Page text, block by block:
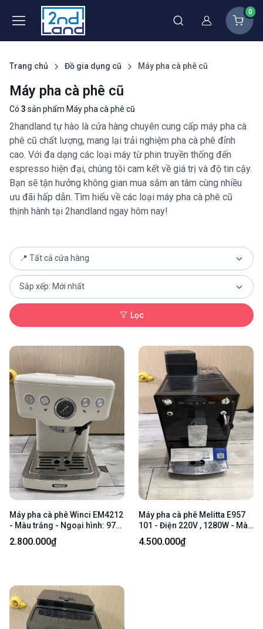
Thành viên
0
Trang chủ Đồ gia dụng cũ Máy pha cà phê cũ
Máy pha cà phê cũ
Có 3 sản phẩm Máy pha cà phê cũ
2handland tự hào là cửa hàng chuyên cung cấp máy pha cà
phê cũ chất lượng, mang lại trải nghiệm pha cà phê đỉnh
cao. Với đa dạng các loại máy từ phin truyền thống đến
espresso hiện đại, chúng tôi cam kết về giá trị và độ tin cậy.
Bạn sẽ tận hưởng không gian mua sắm an tâm cùng nhiều
ưu đãi hấp dẫn. Tìm hiểu về các loại máy pha cà phê cũ
thịnh hành tại 2handland ngay hôm nay!
Lọc
Máy pha cà phê Winci EM4212
- Màu trắng - Ngoại hình: 97%
- Kèm nguồn, tay cầm, tay ép
2.800.000₫
Máy pha cà phê Melitta E957
101 - Điện 220V , 1280W - Màu
đen - Ngoại hình: 97% - Dao
hơi mòn - Body
4.500.000₫